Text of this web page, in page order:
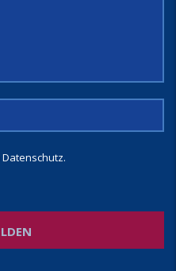
Datenschutz.